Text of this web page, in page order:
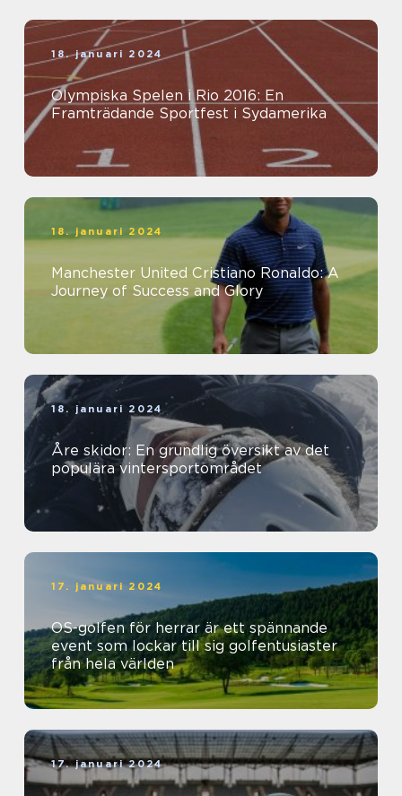
18. januari 2024
Olympiska Spelen i Rio 2016: En
Framträdande Sportfest i Sydamerika
18. januari 2024
Manchester United Cristiano Ronaldo: A
Journey of Success and Glory
18. januari 2024
Åre skidor: En grundlig översikt av det
populära vintersportområdet
17. januari 2024
OS-golfen för herrar är ett spännande
event som lockar till sig golfentusiaster
från hela världen
17. januari 2024